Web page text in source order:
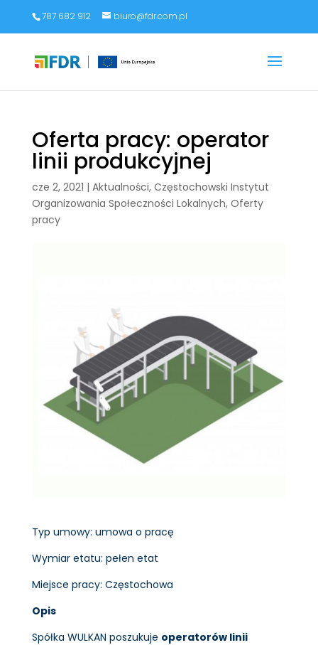
787 682 912 biuro@fdr.com.pl
Oferta pracy: operator
linii produkcyjnej
cze 2, 2021 | Aktualności, Częstochowski Instytut
Organizowania Społeczności Lokalnych, Oferty
pracy
Typ umowy: umowa o pracę
Wymiar etatu: pełen etat
Miejsce pracy: Częstochowa
Opis
Spółka WULKAN poszukuje operatorów linii